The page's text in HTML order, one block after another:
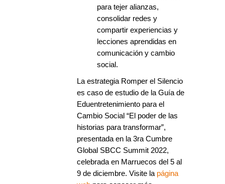
para tejer alianzas,
consolidar redes y
compartir experiencias y
lecciones aprendidas en
comunicación y cambio
social.
La estrategia Romper el Silencio
es caso de estudio de la Guía de
Eduentretenimiento para el
Cambio Social “El poder de las
historias para transformar”,
presentada en la 3ra Cumbre
Global SBCC Summit 2022,
celebrada en Marruecos del 5 al
9 de diciembre. Visite la página